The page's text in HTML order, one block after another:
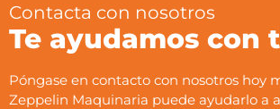
Contacta con nosotros
Te ayudamos con
Póngase en contacto con nosotros hoy
Zeppelin Maquinaria puede ayudarlo a